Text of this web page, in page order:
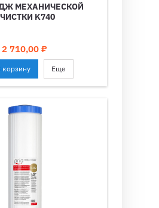
МЕХАНИЧЕСКОЙ
K740
Цена
2 710,00 ₽
корзину Еще